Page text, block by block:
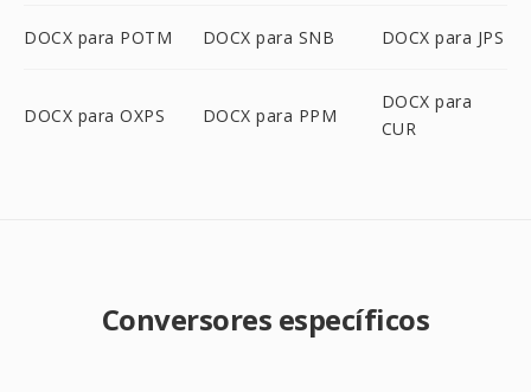
DOCX para POTM DOCX para SNB DOCX para JPS
DOCX para OXPS DOCX para PPM
DOCX para
CUR
Conversores específicos